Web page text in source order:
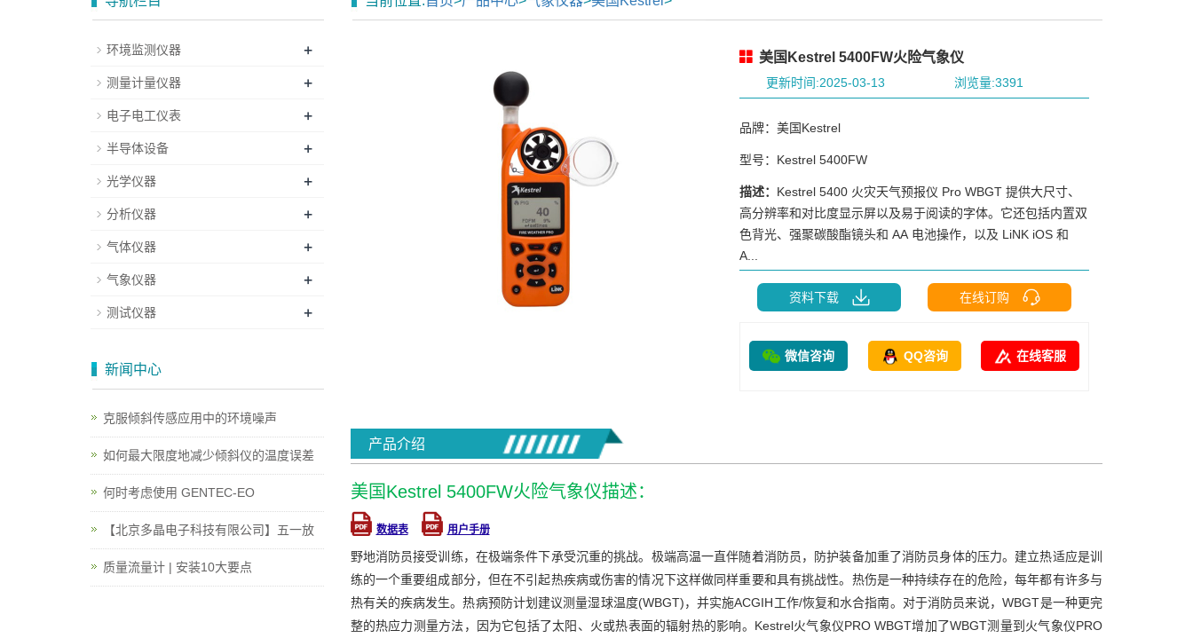
美国Kestrel 5400FW火险气象仪
更新时间:2025-03-13 浏览量:3391
品牌：美国Kestrel
型号：Kestrel 5400FW
描述： Kestrel 5400 火灾天气预报仪 Pro WBGT 提供大尺寸、
高分辨率和对比度显示屏以及易于阅读的字体。它还包括内置双
色背光、强聚碳酸酯镜头和 AA 电池操作，以及 LiNK iOS 和
A...
资料下载 在线订购
微信咨询 QQ咨询 在线客服
产品介绍
美国Kestrel 5400FW火险气象仪描述：
数据表 用户手册
野地消防员接受训练，在极端条件下承受沉重的挑战。极端高温一直伴随着消防员，防护装备加重了消防员身体的压力。建立热适应是训
练的一个重要组成部分，但在不引起热疾病或伤害的情况下这样做同样重要和具有挑战性。热伤是一种持续存在的危险，每年都有许多与
热有关的疾病发生。热病预防计划建议测量湿球温度(WBGT)，并实施ACGIH工作/恢复和水合指南。对于消防员来说，WBGT是一种更完
整的热应力测量方法，因为它包括了太阳、火或热表面的辐射热的影响。Kestrel火气象仪PRO WBGT增加了WBGT测量到火气象仪PRO
环境监测仪器 +
测量计量仪器 +
电子电工仪表 +
半导体设备 +
光学仪器 +
分析仪器 +
气体仪器 +
气象仪器 +
测试仪器 +
新闻中心
克服倾斜传感应用中的环境噪声
如何最大限度地减少倾斜仪的温度误差
何时考虑使用 GENTEC-EO
【北京多晶电子科技有限公司】五一放
质量流量计 | 安装10大要点